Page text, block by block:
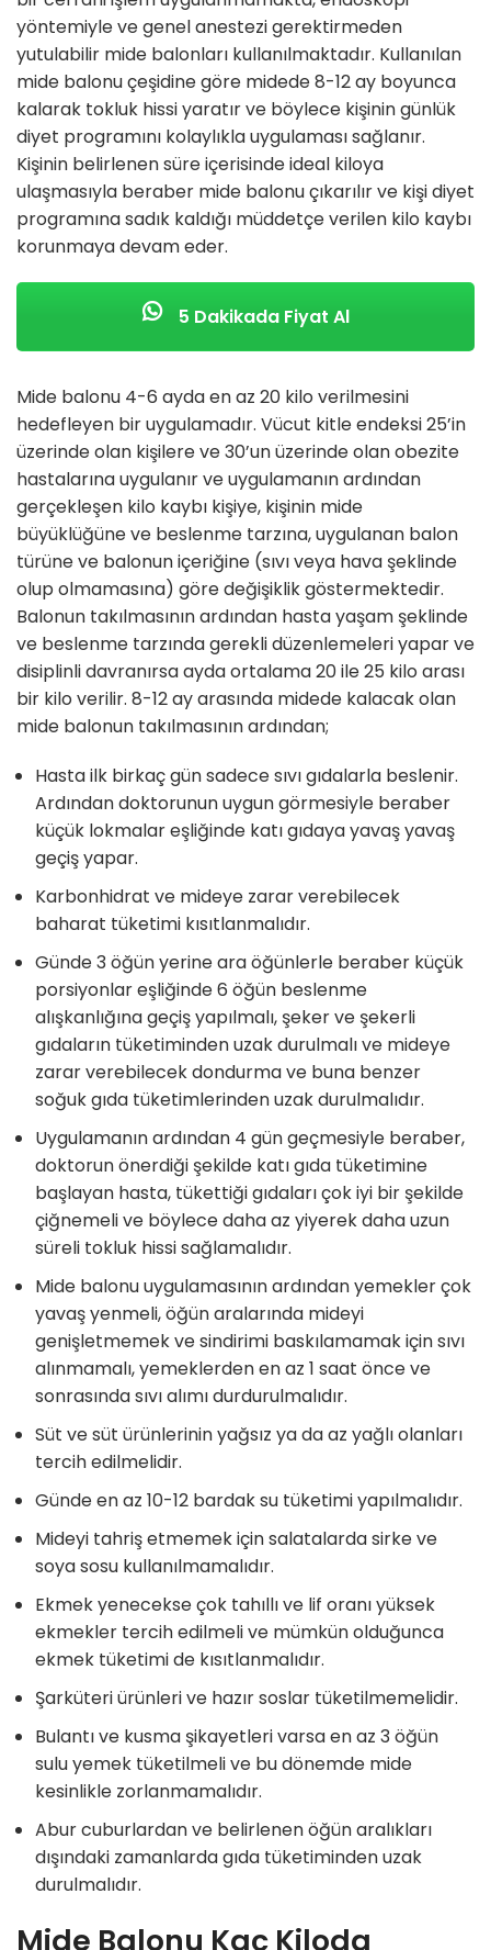
yöntemiyle ve genel anestezi gerektirmeden
yutulabilir mide balonları kullanılmaktadır. Kullanılan
mide balonu çeşidine göre midede 8-12 ay boyunca
kalarak tokluk hissi yaratır ve böylece kişinin günlük
diyet programını kolaylıkla uygulaması sağlanır.
Kişinin belirlenen süre içerisinde ideal kiloya
ulaşmasıyla beraber mide balonu çıkarılır ve kişi diyet
programına sadık kaldığı müddetçe verilen kilo kaybı
korunmaya devam eder.
5 Dakikada Fiyat Al
Mide balonu 4-6 ayda en az 20 kilo verilmesini
hedefleyen bir uygulamadır. Vücut kitle endeksi 25’in
üzerinde olan kişilere ve 30’un üzerinde olan obezite
hastalarına uygulanır ve uygulamanın ardından
gerçekleşen kilo kaybı kişiye, kişinin mide
büyüklüğüne ve beslenme tarzına, uygulanan balon
türüne ve balonun içeriğine (sıvı veya hava şeklinde
olup olmamasına) göre değişiklik göstermektedir.
Balonun takılmasının ardından hasta yaşam şeklinde
ve beslenme tarzında gerekli düzenlemeleri yapar ve
disiplinli davranırsa ayda ortalama 20 ile 25 kilo arası
bir kilo verilir. 8-12 ay arasında midede kalacak olan
mide balonun takılmasının ardından;
Hasta ilk birkaç gün sadece sıvı gıdalarla beslenir.
Ardından doktorunun uygun görmesiyle beraber
küçük lokmalar eşliğinde katı gıdaya yavaş yavaş
geçiş yapar.
Karbonhidrat ve mideye zarar verebilecek
baharat tüketimi kısıtlanmalıdır.
Günde 3 öğün yerine ara öğünlerle beraber küçük
porsiyonlar eşliğinde 6 öğün beslenme
alışkanlığına geçiş yapılmalı, şeker ve şekerli
gıdaların tüketiminden uzak durulmalı ve mideye
zarar verebilecek dondurma ve buna benzer
soğuk gıda tüketimlerinden uzak durulmalıdır.
Uygulamanın ardından 4 gün geçmesiyle beraber,
doktorun önerdiği şekilde katı gıda tüketimine
başlayan hasta, tükettiği gıdaları çok iyi bir şekilde
çiğnemeli ve böylece daha az yiyerek daha uzun
süreli tokluk hissi sağlamalıdır.
Mide balonu uygulamasının ardından yemekler çok
yavaş yenmeli, öğün aralarında mideyi
genişletmemek ve sindirimi baskılamamak için sıvı
alınmamalı, yemeklerden en az 1 saat önce ve
sonrasında sıvı alımı durdurulmalıdır.
Süt ve süt ürünlerinin yağsız ya da az yağlı olanları
tercih edilmelidir.
Günde en az 10-12 bardak su tüketimi yapılmalıdır.
Mideyi tahriş etmemek için salatalarda sirke ve
soya sosu kullanılmamalıdır.
Ekmek yenecekse çok tahıllı ve lif oranı yüksek
ekmekler tercih edilmeli ve mümkün olduğunca
ekmek tüketimi de kısıtlanmalıdır.
Şarküteri ürünleri ve hazır soslar tüketilmemelidir.
Bulantı ve kusma şikayetleri varsa en az 3 öğün
sulu yemek tüketilmeli ve bu dönemde mide
kesinlikle zorlanmamalıdır.
Abur cuburlardan ve belirlenen öğün aralıkları
dışındaki zamanlarda gıda tüketiminden uzak
durulmalıdır.
Mide Balonu Kaç Kiloda